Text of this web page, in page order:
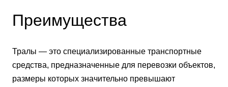
Преимущества
Тралы — это специализированные транспортные
средства, предназначенные для перевозки объектов,
размеры которых значительно превышают